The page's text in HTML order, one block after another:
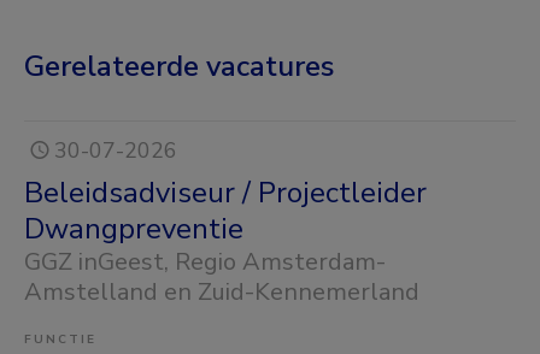
Gerelateerde vacatures
30-07-2026
Beleidsadviseur / Projectleider
Dwangpreventie
GGZ inGeest, Regio Amsterdam-
Amstelland en Zuid-Kennemerland
FUNCTIE